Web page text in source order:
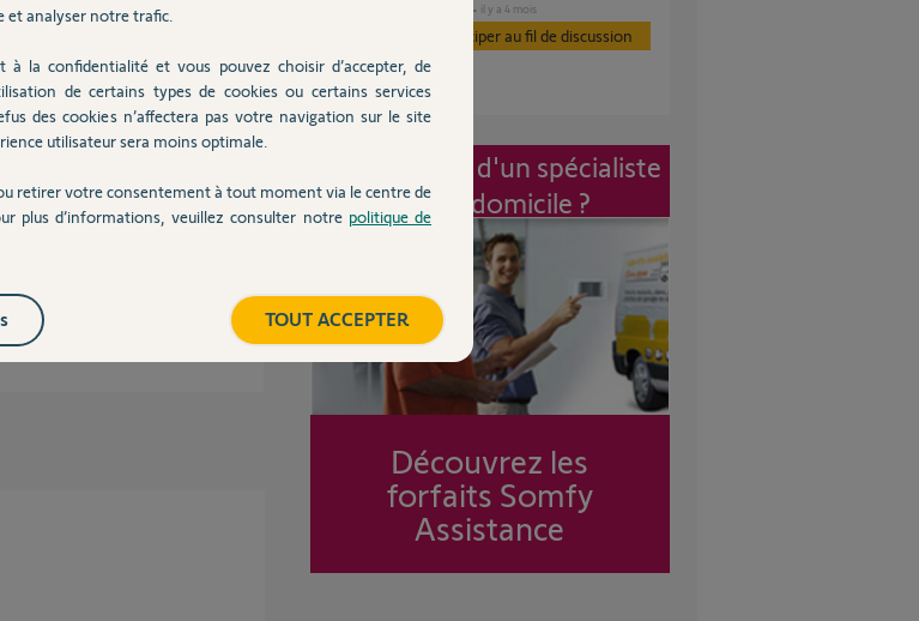
il y a 4 mois
Participer au fil de discussion
Intervention d'un spécialiste
à mon domicile ?
Découvrez les
forfaits Somfy
Assistance
et analyser notre trafic.
à la confidentialité et vous pouvez choisir d’accepter, de
de certains types de cookies ou certains services
des cookies n’affectera pas votre navigation sur le site
utilisateur sera moins optimale.
retirer votre consentement à tout moment via le centre de
plus d’informations, veuillez consulter notre politique de
TOUT ACCEPTER